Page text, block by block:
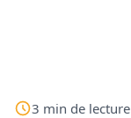
3 min de lecture